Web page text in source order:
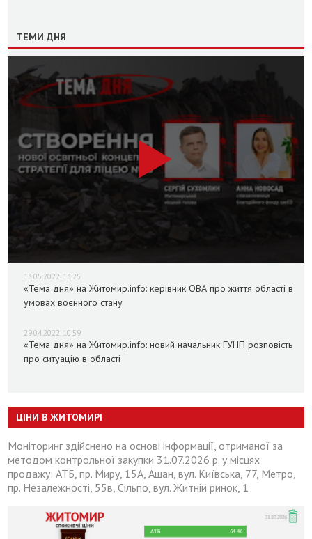
ТЕМИ ДНЯ
13.05.2022, 13:25
«Тема дня» на Житомир.info: керівник ОВА про життя області в
умовах воєнного стану
29.04.2022, 10:59
«Тема дня» на Житомир.info: новий начальник ГУНП розповість
про ситуацію в області
ЦІНИ В ЖИТОМИРІ
Моніторинг здійснено на основі інформації, отриманої за
методом контрольної закупки 31.07.2026 р. у місцях
продажу: АТБ, пр. Миру, 15А, Ашан, вул. Київська, 77, Метро,
пр. Незалежності, 55в, Сільпо, вул. Житній ринок, 1